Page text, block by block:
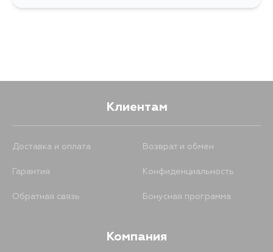
г. Владивосток,
Клиентам
Доставка и оплата Возврат и обмен
Гарантия Конфиденциальность
Обратная связь Бонусная программа
Компания